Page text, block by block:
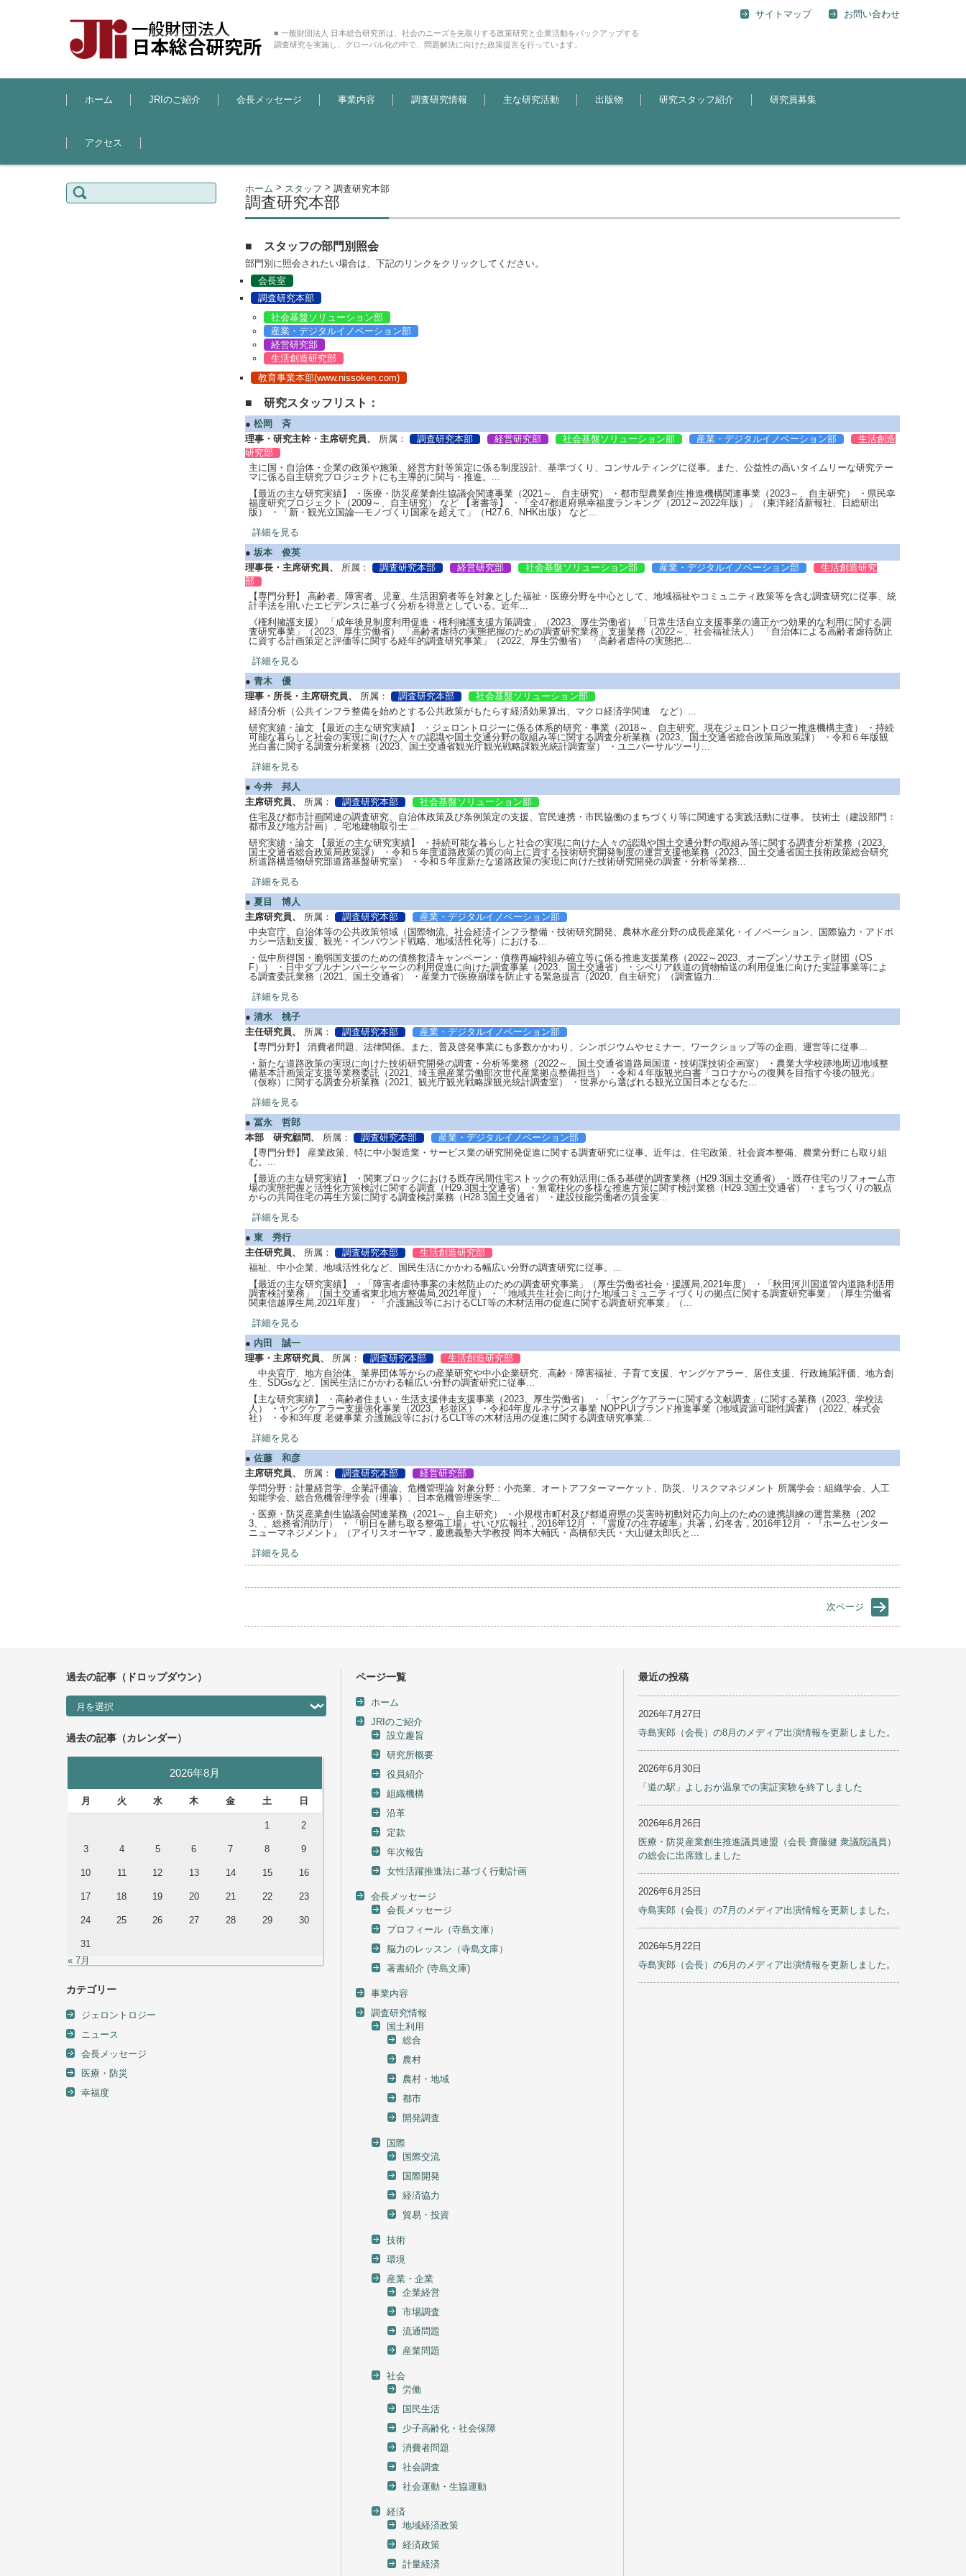
■ 一般財団法人 日本総合研究所は、社会のニーズを先取りする政策研究と企業活動をバックアップする
調査研究を実施し、グローバル化の中で、問題解決に向けた政策提言を行っています。
サイトマップ お問い合わせ
コンテンツに移動
ホーム
JRIのご紹介 会長メッセージ 事業内容 調査研究情報 主な研究活動 出版物 研究スタッフ紹介 研究員募集
アクセス
ホーム > スタッフ > 調査研究本部
調査研究本部
■ スタッフの部門別照会
部門別に照会されたい場合は、下記のリンクをクリックしてください。
会長室
調査研究本部
社会基盤ソリューション部
産業・デジタルイノベーション部
経営研究部
生活創造研究部
教育事業本部(www.nissoken.com)
■ 研究スタッフリスト：
● 松岡 斉
理事・研究主幹・主席研究員、
所属： 調査研究本部 経営研究部 社会基盤ソリューション部 産業・デジタルイノベーション部
生活創造
研究部
主に国・自治体・企業の政策や施策、経営方針等策定に係る制度設計、基準づくり、コンサルティングに従事。また、公益性の高いタイムリーな研究テー
マに係る自主研究プロジェクトにも主導的に関与・推進。...
【最近の主な研究実績】 ・医療・防災産業創生協議会関連事業（2021～、自主研究） ・都市型農業創生推進機構関連事業（2023～、自主研究） ・県民幸
福度研究プロジェクト（2009～、自主研究） など 【著書等】 ・「全47都道府県幸福度ランキング（2012～2022年版）」（東洋経済新報社、日総研出
版） ・「新・観光立国論―モノづくり国家を超えて」（H27.6、NHK出版） など...
詳細を見る
● 坂本 俊英
理事長・主席研究員、
所属： 調査研究本部 経営研究部 社会基盤ソリューション部 産業・デジタルイノベーション部
生活創造研究
部
【専門分野】 高齢者、障害者、児童、生活困窮者等を対象とした福祉・医療分野を中心として、地域福祉やコミュニティ政策等を含む調査研究に従事、統
計手法を用いたエビデンスに基づく分析を得意としている。近年...
《権利擁護支援》 「成年後見制度利用促進・権利擁護支援方策調査」（2023、厚生労働省） 「日常生活自立支援事業の適正かつ効果的な利用に関する調
査研究事業」（2023、厚生労働省） 「高齢者虐待の実態把握のための調査研究業務」支援業務（2022～、社会福祉法人） 「自治体による高齢者虐待防止
に資する計画策定と評価等に関する経年的調査研究事業」（2022、厚生労働省） 「高齢者虐待の実態把...
詳細を見る
● 青木 優
理事・所長・主席研究員、
所属： 調査研究本部
社会基盤ソリューション部
経済分析（公共インフラ整備を始めとする公共政策がもたらす経済効果算出、マクロ経済学関連 など）...
研究実績・論文 【最近の主な研究実績】 ・ジェロントロジーに係る体系的研究・事業（2018～、自主研究、現在ジェロントロジー推進機構主査） ・持続
可能な暮らしと社会の実現に向けた人々の認識や国土交通分野の取組み等に関する調査分析業務（2023、国土交通省総合政策局政策課） ・令和６年版観
光白書に関する調査分析業務（2023、国土交通省観光庁観光戦略課観光統計調査室） ・ユニバーサルツーリ...
詳細を見る
● 今井 邦人
主席研究員、
所属： 調査研究本部
社会基盤ソリューション部
住宅及び都市計画関連の調査研究、自治体政策及び条例策定の支援、官民連携・市民協働のまちづくり等に関連する実践活動に従事。 技術士（建設部門：
都市及び地方計画）、宅地建物取引士 ...
研究実績・論文 【最近の主な研究実績】 ・持続可能な暮らしと社会の実現に向けた人々の認識や国土交通分野の取組み等に関する調査分析業務（2023、
国土交通省総合政策局政策課） ・令和５年度道路政策の質の向上に資する技術研究開発制度の運営支援他業務（2023、国土交通省国土技術政策総合研究
所道路構造物研究部道路基盤研究室） ・令和５年度新たな道路政策の実現に向けた技術研究開発の調査・分析等業務...
詳細を見る
● 夏目 博人
主席研究員、
所属： 調査研究本部
産業・デジタルイノベーション部
中央官庁、自治体等の公共政策領域（国際物流、社会経済インフラ整備・技術研究開発、農林水産分野の成長産業化・イノベーション、国際協力・アドボ
カシー活動支援、観光・インバウンド戦略、地域活性化等）における...
・低中所得国・脆弱国支援のための債務救済キャンペーン・債務再編枠組み確立等に係る推進支援業務（2022～2023、オープンソサエティ財団（OS
F）） ・日中ダブルナンバーシャーシの利用促進に向けた調査事業（2023、国土交通省） ・シベリア鉄道の貨物輸送の利用促進に向けた実証事業等によ
る調査委託業務（2021、国土交通省） ・産業力で医療崩壊を防止する緊急提言（2020、自主研究）（調査協力...
詳細を見る
● 清水 桃子
主任研究員、
所属： 調査研究本部
産業・デジタルイノベーション部
【専門分野】 消費者問題、法律関係。また、普及啓発事業にも多数かかわり、シンポジウムやセミナー、ワークショップ等の企画、運営等に従事...
・新たな道路政策の実現に向けた技術研究開発の調査・分析等業務（2022～、国土交通省道路局国道・技術課技術企画室） ・農業大学校跡地周辺地域整
備基本計画策定支援等業務委託（2021、埼玉県産業労働部次世代産業拠点整備担当） ・令和４年版観光白書「コロナからの復興を目指す今後の観光」
（仮称）に関する調査分析業務（2021、観光庁観光戦略課観光統計調査室） ・世界から選ばれる観光立国日本となるた...
詳細を見る
● 冨永 哲郎
本部 研究顧問、
所属： 調査研究本部
産業・デジタルイノベーション部
【専門分野】 産業政策、特に中小製造業・サービス業の研究開発促進に関する調査研究に従事。近年は、住宅政策、社会資本整備、農業分野にも取り組
む。...
【最近の主な研究実績】 ・関東ブロックにおける既存民間住宅ストックの有効活用に係る基礎的調査業務（H29.3国土交通省） ・既存住宅のリフォーム市
場の実態把握と活性化方策検討に関する調査（H29.3国土交通省） ・無電柱化の多様な推進方策に関す検討業務（H29.3国土交通省） ・まちづくりの観点
からの共同住宅の再生方策に関する調査検討業務（H28.3国土交通省） ・建設技能労働者の賃金実...
詳細を見る
● 東 秀行
主任研究員、
所属： 調査研究本部
生活創造研究部
福祉、中小企業、地域活性化など、国民生活にかかわる幅広い分野の調査研究に従事。...
【最近の主な研究実績】 ・「障害者虐待事案の未然防止のための調査研究事業」（厚生労働省社会・援護局,2021年度） ・「秋田河川国道管内道路利活用
調査検討業務」（国土交通省東北地方整備局,2021年度） ・「地域共生社会に向けた地域コミュニティづくりの拠点に関する調査研究事業」（厚生労働省
関東信越厚生局,2021年度） ・「介護施設等におけるCLT等の木材活用の促進に関する調査研究事業」（...
詳細を見る
● 内田 誠一
理事・主席研究員、
所属： 調査研究本部
生活創造研究部
中央官庁、地方自治体、業界団体等からの産業研究や中小企業研究、高齢・障害福祉、子育て支援、ヤングケアラー、居住支援、行政施策評価、地方創
生、SDGsなど、国民生活にかかわる幅広い分野の調査研究に従事...
【主な研究実績】 ・高齢者住まい・生活支援伴走支援事業（2023、厚生労働省） ・「ヤングケアラーに関する文献調査」に関する業務（2023、学校法
人） ・ヤングケアラー支援強化事業（2023、杉並区） ・令和4年度ルネサンス事業 NOPPUIブランド推進事業（地域資源可能性調査）（2022、株式会
社） ・令和3年度 老健事業 介護施設等におけるCLT等の木材活用の促進に関する調査研究事業...
詳細を見る
● 佐藤 和彦
主席研究員、
所属： 調査研究本部
経営研究部
学問分野：計量経営学、企業評価論、危機管理論 対象分野：小売業、オートアフターマーケット、防災、リスクマネジメント 所属学会：組織学会、人工
知能学会、総合危機管理学会（理事）、日本危機管理医学...
・医療・防災産業創生協議会関連業務（2021～、自主研究） ・小規模市町村及び都道府県の災害時初動対応力向上のための連携訓練の運営業務（202
3、、総務省消防庁） ・『明日を勝ち取る整備工場』せいび広報社，2016年12月 ・『震度7の生存確率』共著，幻冬舎，2016年12月 ・『ホームセンター
ニューマネジメント』（アイリスオーヤマ，慶應義塾大学教授 岡本大輔氏・高橋郁夫氏・大山健太郎氏と...
詳細を見る
次ページ
検索:
過去の記事（ドロップダウン）
過去の記事（ドロップダウン）
過去の記事（カレンダー）
2026年8月
月 火 水 木 金 土 日
1 2
3 4 5 6 7 8 9
10 11 12 13 14 15 16
17 18 19 20 21 22 23
24 25 26 27 28 29 30
31
« 7月
カテゴリー
ジェロントロジー
ニュース
会長メッセージ
医療・防災
幸福度
ページ一覧
ホーム
JRIのご紹介
設立趣旨
研究所概要
役員紹介
組織機構
沿革
定款
年次報告
女性活躍推進法に基づく行動計画
会長メッセージ
会長メッセージ
プロフィール（寺島文庫）
脳力のレッスン（寺島文庫）
著書紹介 (寺島文庫)
事業内容
調査研究情報
国土利用
総合
農村
農村・地域
都市
開発調査
国際
国際交流
国際開発
経済協力
貿易・投資
技術
環境
産業・企業
企業経営
市場調査
流通問題
産業問題
社会
労働
国民生活
少子高齢化・社会保障
消費者問題
社会調査
社会運動・生協運動
経済
地域経済政策
経済政策
計量経済
最近の投稿
2026年7月27日
寺島実郎（会長）の8月のメディア出演情報を更新しました。
2026年6月30日
「道の駅」よしおか温泉での実証実験を終了しました
2026年6月26日
医療・防災産業創生推進議員連盟（会長 齋藤健 衆議院議員）
の総会に出席致しました
2026年6月25日
寺島実郎（会長）の7月のメディア出演情報を更新しました。
2026年5月22日
寺島実郎（会長）の6月のメディア出演情報を更新しました。